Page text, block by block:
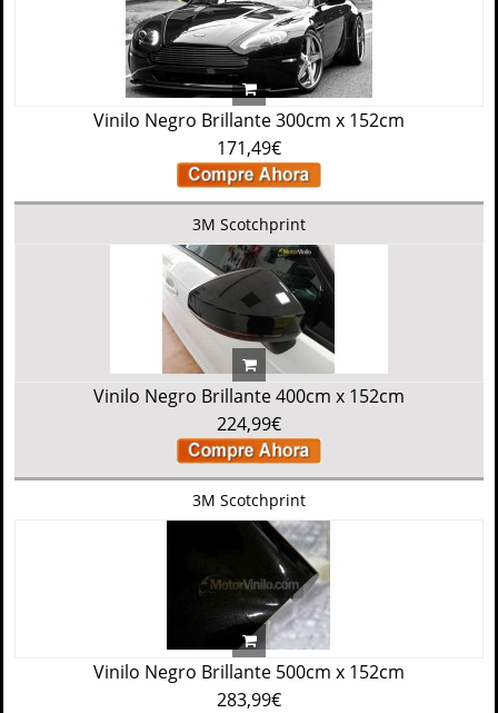
Vinilo Negro Brillante 300cm x 152cm
171,49€
3M Scotchprint
Vinilo Negro Brillante 400cm x 152cm
224,99€
3M Scotchprint
Vinilo Negro Brillante 500cm x 152cm
283,99€